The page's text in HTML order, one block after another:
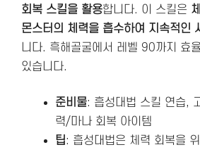
회복 스킬을 활용합니다. 이 스킬은
몬스터의 체력을 흡수하여 지속적인
니다. 흑해골굴에서 레벨 90까지 효
있습니다.
준비물: 흡성대법 스킬 연습,
력/마나 회복 아이템
팁: 흡성대법은 체력 회복을